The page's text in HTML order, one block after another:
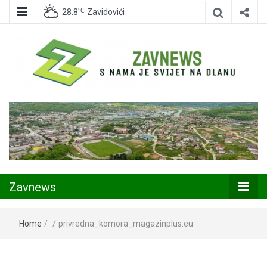
28.8℃ Zavidovići
Zavnews
Zavnews
Home / / privredna_komora_magazinplus.eu